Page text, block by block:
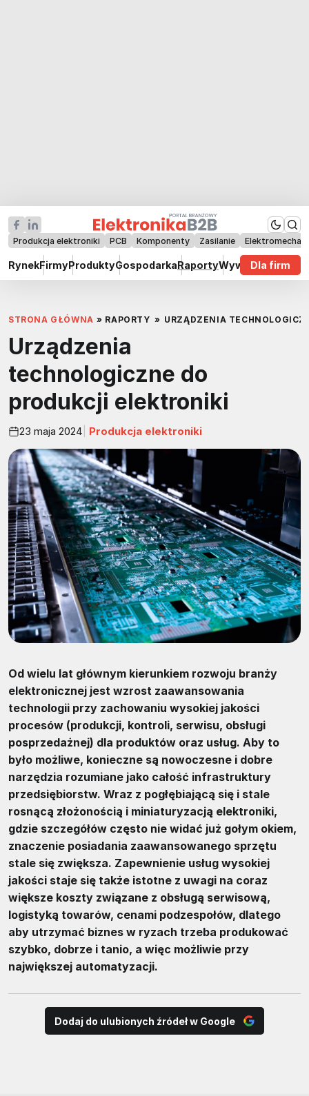
Produkcja elektroniki PCB Komponenty Zasilanie
RynekFirmyProduktyGospodarkaRaportyWywiadyDla firm
STRONA GŁÓWNA » RAPORTY » URZĄDZENIA
Urządzenia
technologiczne do
produkcji elektroniki
23 maja 2024 Produkcja elektroniki
Od wielu lat głównym kierunkiem rozwoju branży
elektronicznej jest wzrost zaawansowania
technologii przy zachowaniu wysokiej jakości
procesów (produkcji, kontroli, serwisu, obsługi
posprzedażnej) dla produktów oraz usług. Aby to
było możliwe, konieczne są nowoczesne i dobre
narzędzia rozumiane jako całość infrastruktury
przedsiębiorstw. Wraz z pogłębiającą się i stale
rosnącą złożonością i miniaturyzacją elektroniki,
gdzie szczegółów często nie widać już gołym okiem,
znaczenie posiadania zaawansowanego sprzętu
stale się zwiększa. Zapewnienie usług wysokiej
jakości staje się także istotne z uwagi na coraz
większe koszty związane z obsługą serwisową,
logistyką towarów, cenami podzespołów, dlatego
aby utrzymać biznes w ryzach trzeba produkować
szybko, dobrze i tanio, a więc możliwie przy
największej automatyzacji.
Dodaj do ulubionych źródeł w Google